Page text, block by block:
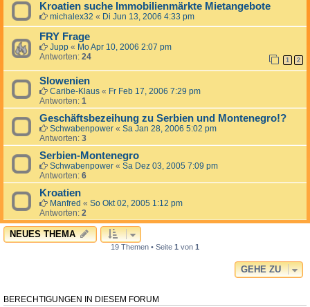
Kroatien suche Immobilienmärkte Mietangebote
michalex32 « Di Jun 13, 2006 4:33 pm
FRY Frage
Jupp « Mo Apr 10, 2006 2:07 pm
Antworten: 24 1 2
Slowenien
Caribe-Klaus « Fr Feb 17, 2006 7:29 pm
Antworten: 1
Geschäftsbezeihung zu Serbien und Montenegro!?
Schwabenpower « Sa Jan 28, 2006 5:02 pm
Antworten: 3
Serbien-Montenegro
Schwabenpower « Sa Dez 03, 2005 7:09 pm
Antworten: 6
Kroatien
Manfred « So Okt 02, 2005 1:12 pm
Antworten: 2
NEUES THEMA
19 Themen • Seite 1 von 1
GEHE ZU
BERECHTIGUNGEN IN DIESEM FORUM